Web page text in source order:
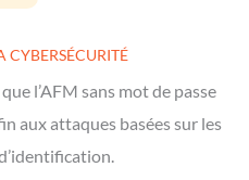
CYBERSÉCURITÉ
l’AFM sans mot de passe
aux attaques basées sur les